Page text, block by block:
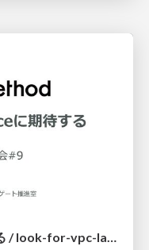
Amazon VPC Latticeに期待する / look-for-vpc-lattice